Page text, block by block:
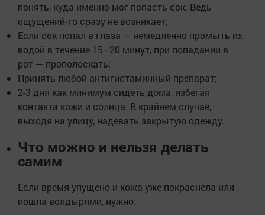
понять, куда именно мог попасть сок. Ведь
ощущений-то сразу не возникает;
Если сок попал в глаза — немедленно промыть их
водой в течение 15–20 минут, при попадании в
рот — прополоскать;
Принять любой антигистаминный препарат;
2-3 дня как минимум сидеть дома, избегая
контакта кожи и солнца. В крайнем случае,
выходя на улицу, надевать закрытую одежду.
Что можно и нельзя делать
самим
Если время упущено и кожа уже покраснела или
пошла волдырями, нужно: